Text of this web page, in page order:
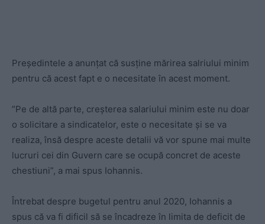
Președintele a anunțat că susține mărirea salriului minim
pentru că acest fapt e o necesitate în acest moment.
”Pe de altă parte, creşterea salariului minim este nu doar
o solicitare a sindicatelor, este o necesitate şi se va
realiza, însă despre aceste detalii vă vor spune mai multe
lucruri cei din Guvern care se ocupă concret de aceste
chestiuni”, a mai spus Iohannis.
Întrebat despre bugetul pentru anul 2020, Iohannis a
spus că va fi dificil să se încadreze în limita de deficit de